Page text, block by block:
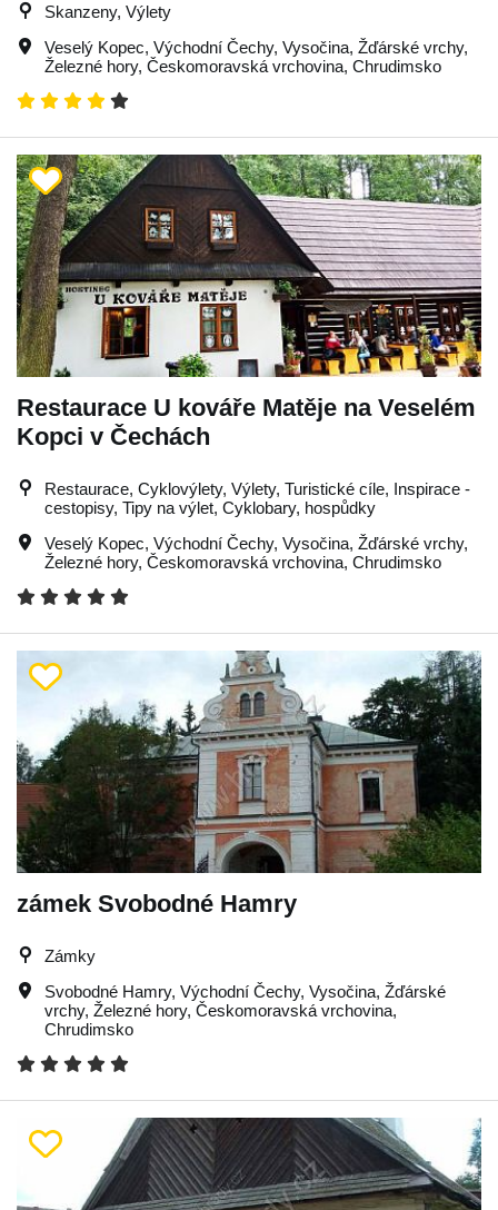
Skanzeny, Výlety
Veselý Kopec, Východní Čechy, Vysočina, Žďárské vrchy,
Železné hory, Českomoravská vrchovina, Chrudimsko
Restaurace U kováře Matěje na Veselém
Kopci v Čechách
Restaurace, Cyklovýlety, Výlety, Turistické cíle, Inspirace -
cestopisy, Tipy na výlet, Cyklobary, hospůdky
Veselý Kopec, Východní Čechy, Vysočina, Žďárské vrchy,
Železné hory, Českomoravská vrchovina, Chrudimsko
zámek Svobodné Hamry
Zámky
Svobodné Hamry, Východní Čechy, Vysočina, Žďárské
vrchy, Železné hory, Českomoravská vrchovina,
Chrudimsko